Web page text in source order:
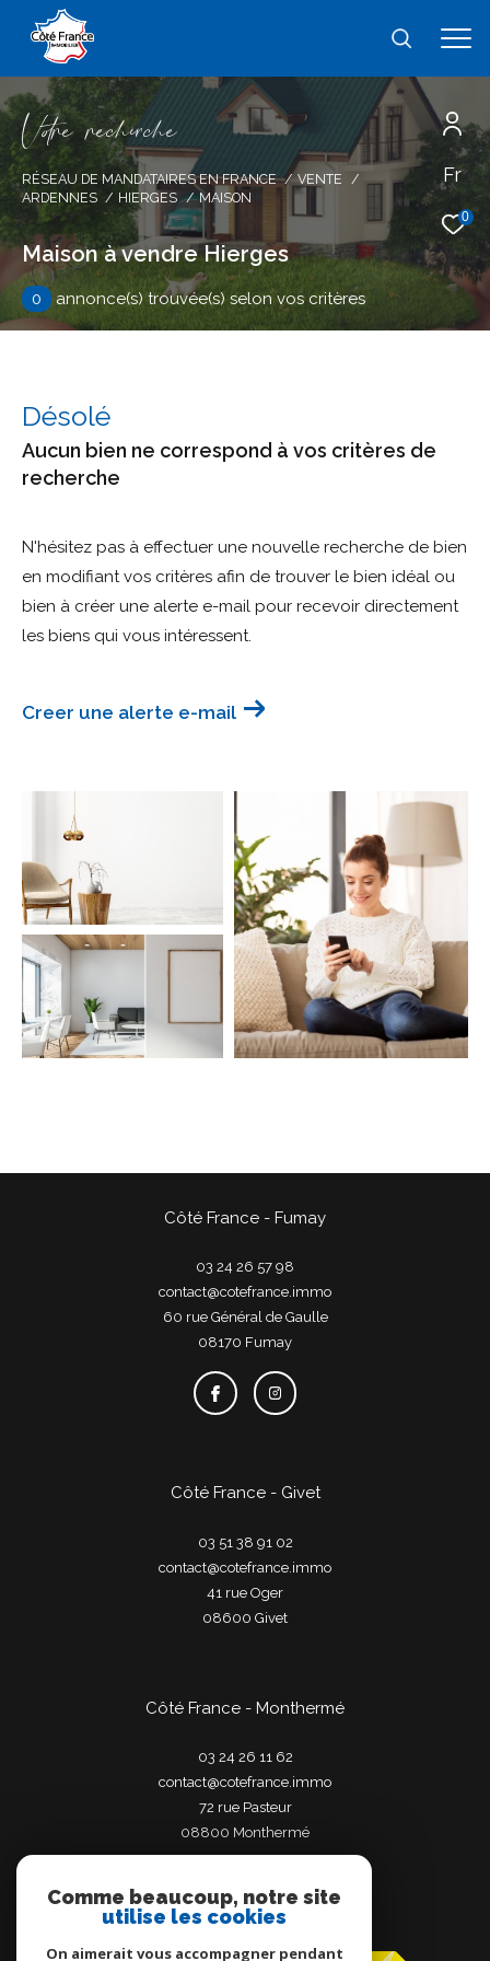
Fr
0
Vore recece
RÉSEAU DE MANDATAIRES EN FRANCE
VENTE
ARDENNES
HIERGES MAISON
Maison à vendre Hierges
0 annonce(s) trouvée(s) selon vos critères
Désolé
Aucun bien ne correspond à vos critères de
recherche
N'hésitez pas à effectuer une nouvelle recherche de bien
en modifiant vos critères afin de trouver le bien idéal ou
bien à créer une alerte e-mail pour recevoir directement
les biens qui vous intéressent.
Creer une alerte e-mail
Côté France - Fumay
03 24 26 57 98
contact@cotefrance.immo
60 rue Général de Gaulle
08170
fumay
Côté France - Givet
03 51 38 91 02
contact@cotefrance.immo
41 rue Oger
08600
givet
Côté France - Monthermé
03 24 26 11 62
contact@cotefrance.immo
72 rue Pasteur
08800
monthermé
Adhérents
Comme beaucoup, notre site
utilise les cookies
On aimerait vous accompagner pendant
Effectuer une recherche
et trouver le bien qui correspond à vos
critères
Type
d'offre
Vente
bien
Ville
Budget
Surface
Surface
Pièces
AFFINER LES CRITÈRES
TERRASSE PARKING PISCINE
FILTRER PAR
COUPS DE COEUR
EXCLUSIVITÉS NOUVEAUTÉS